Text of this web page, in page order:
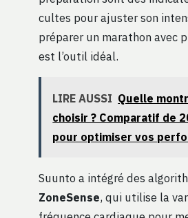
cultes pour ajuster son
préparer un marathon avec
est l’outil idéal.
LIRE AUSSI Quelle
choisir ? Comparatif de
pour optimiser vos
Suunto a intégré des
ZoneSense, qui utilise la